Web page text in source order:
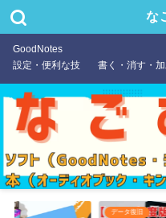
な
GoodNotes
設定・便利な技
書く・消す・
データ復旧